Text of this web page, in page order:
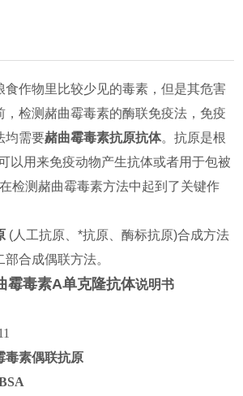
食作物里比较少见的毒素，但是其危害
，检测赭曲霉毒素的酶联免疫法，免疫
均需要赭曲霉毒素抗原抗体。抗原是根
以用来免疫动物产生抗体或者用于包被
检测赭曲霉毒素方法中起到了关键作
(人工抗原、*抗原、酶标抗原)合成方法
合成偶联方法。
霉毒素A单克隆抗体说明书
毒素偶联抗原